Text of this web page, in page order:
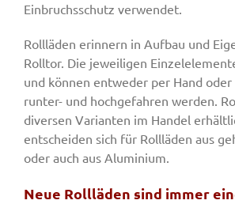
Einbruchsschutz verwendet.
Rollläden erinnern in Aufbau und
Rolltor. Die jeweiligen
und können entweder per Hand
runter- und hochgefahren werden.
diversen Varianten im Handel
entscheiden sich für Rollläden aus
oder auch aus Aluminium.
Neue Rollläden sind immer